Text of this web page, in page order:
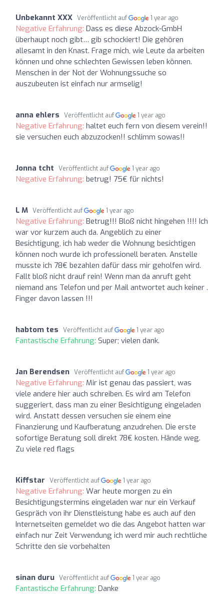
Unbekannt XXX Veröffentlicht auf 1 year ago
Negative Erfahrung: Dass es diese Abzock-GmbH
überhaupt noch gibt… gib schockiert! Die gehören
allesamt in den Knast. Frage mich, wie Leute da arbeiten
können und ohne schlechten Gewissen leben können.
Menschen in der Not der Wohnungssuche so
auszubeuten ist einfach nur armselig!
anna ehlers Veröffentlicht auf 1 year ago
Negative Erfahrung: haltet euch fern von diesem verein!!
sie versuchen euch abzuzocken!! schlimm sowas!!
Jonna tcht Veröffentlicht auf 1 year ago
Negative Erfahrung: betrug! 75€ für nichts!
L M Veröffentlicht auf 1 year ago
Negative Erfahrung: Betrug!!! Bloß nicht hingehen !!!! Ich
war vor kurzem auch da. Angeblich zu einer
Besichtigung, ich hab weder die Wohnung besichtigen
können noch wurde ich professionell beraten. Anstelle
musste ich 78€ bezahlen dafür dass mir geholfen wird.
Fallt bloß nicht drauf rein! Wenn man da anruft geht
niemand ans Telefon und per Mail antwortet auch keiner .
Finger davon lassen !!!
habtom tes Veröffentlicht auf 1 year ago
Fantastische Erfahrung: Super; vielen dank.
Jan Berendsen Veröffentlicht auf 1 year ago
Negative Erfahrung: Mir ist genau das passiert, was
viele andere hier auch schreiben. Es wird am Telefon
suggeriert, dass man zu einer Besichtigung eingeladen
wird. Anstatt dessen versuchen sie einem eine
Finanzierung und Kaufberatung anzudrehen. Die erste
sofortige Beratung soll direkt 78€ kosten. Hände weg.
Zu viele red flags
Kiffstar Veröffentlicht auf 1 year ago
Negative Erfahrung: War heute morgen zu ein
Besichtigungstermins eingeladen war nur ein Verkauf
Gespräch von ihr Dienstleistung habe es auch auf den
Internetseiten gemeldet wo die das Angebot hatten war
einfach nur Zeit Verwendung ich werd mir auch rechtliche
Schritte den sie vorbehalten
sinan duru Veröffentlicht auf 1 year ago
Fantastische Erfahrung: Danke